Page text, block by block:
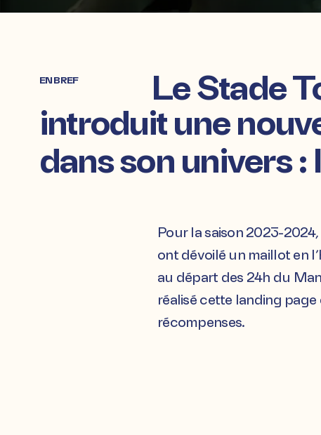
EN BREF
Le Stade
introduit une
dans son univers :
Pour la saison 2023-
ont dévoilé un maillot en
au départ des 24h du
réalisé cette landing
récompenses.